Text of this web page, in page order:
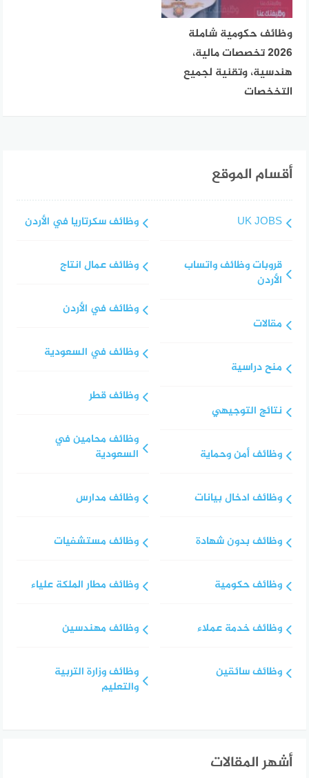
وظائف حكومية شاملة
2026 تخصصات مالية،
هندسية، وتقنية لجميع
التخخصات
أقسام الموقع
UK JOBS
قروبات وظائف واتساب
الأردن
مقالات
منح دراسية
نتائج التوجيهي
وظائف أمن وحماية
وظائف ادخال بيانات
وظائف بدون شهادة
وظائف حكومية
وظائف خدمة عملاء
وظائف سائقين
وظائف سكرتاريا في الأردن
وظائف عمال انتاج
وظائف في الأردن
وظائف في السعودية
وظائف قطر
وظائف محامين في
السعودية
وظائف مدارس
وظائف مستشفيات
وظائف مطار الملكة علياء
وظائف مهندسين
وظائف وزارة التربية
والتعليم
أشهر المقالات